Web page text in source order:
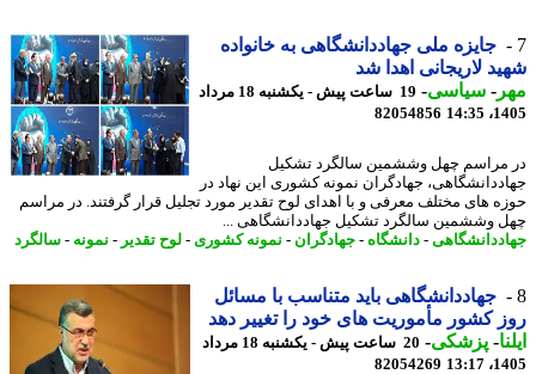
جایزه ملی جهاددانشگاهی به خانواده
لاریجانی اهدا شد
-سیاسی-
19 ساعت پیش - یکشنبه 18 مرداد
82054856
مراسم چهل وششمین سالگرد تشکیل
جهادگران نمونه کشوری این نهاد در
های مختلف معرفی و با اهدای لوح تقدیر مورد تجلیل قرار گرفتند. در مراسم
وششمین سالگرد تشکیل جهاددانشگاهی ...
-دانشگاه-جهادگران- نمونه کشوری- لوح تقدیر-نمونه-سالگرد
جهاددانشگاهی باید متناسب با مسائل
کشور مأموریت های خود را تغییر دهد
-پزشکی-
20 ساعت پیش - یکشنبه 18 مرداد
82054269